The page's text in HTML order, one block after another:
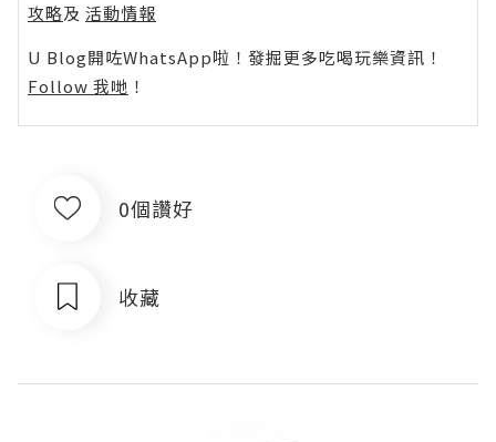
攻略及 活動情報
U Blog開咗WhatsApp啦！發掘更多吃喝玩樂資訊！
Follow 我哋 ！
0個讚好
收藏